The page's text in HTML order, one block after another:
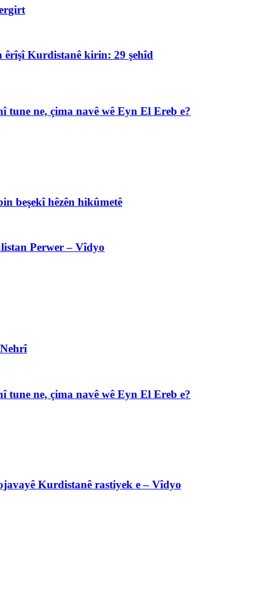
êrîşî Kurdistanê kirin: 29 şehîd
ne, çima navê wê Eyn El Ereb e?
beşekî hêzên hikûmetê
Perwer – Vîdyo
ne, çima navê wê Eyn El Ereb e?
Kurdistanê rastiyek e – Vîdyo